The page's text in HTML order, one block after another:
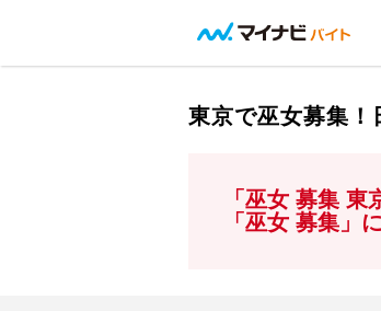
東京で巫女募集！
「巫女 募集 東
「巫女 募集」